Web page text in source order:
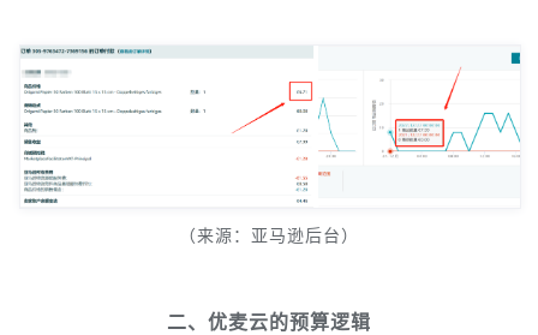
（来源：亚马逊后台）
二、优麦云的预算逻辑